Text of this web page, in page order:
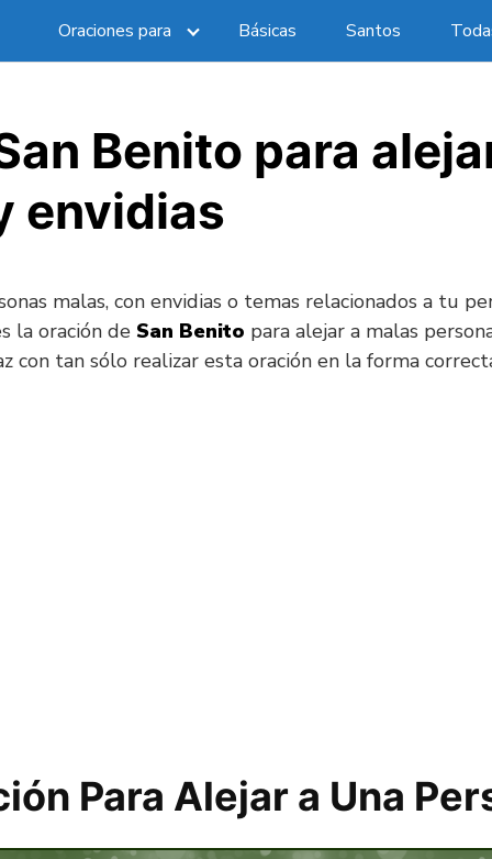
Oraciones para Básicas Santos
Benito para
envidias
malas, con envidias o temas relacionados a tu
la oración de San Benito para alejar a malas
con tan sólo realizar esta oración en la forma
Para Alejar a Una